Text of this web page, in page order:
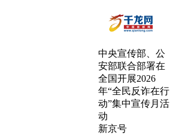
中央宣传部、公
安部联合部署在
全国开展2026
年“全民反诈在行
动”集中宣传月活
动
新京号